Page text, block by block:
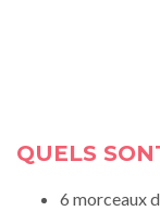
QUELS
6 morceaux